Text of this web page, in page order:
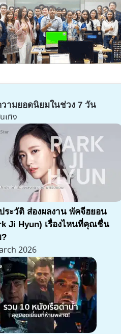
ามยอดนิยมในช่วง 7 วัน
เทิง
ระวัติ ส่องผลงาน พัคจีฮยอน
Ji Hyun) เรื่องไหนที่คุณชื่น
2026